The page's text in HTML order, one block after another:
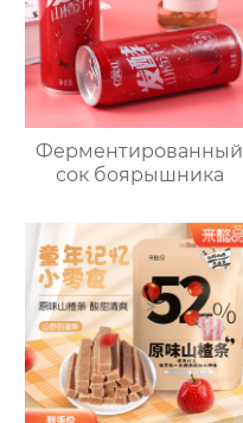
Ферментированный
сок боярышника